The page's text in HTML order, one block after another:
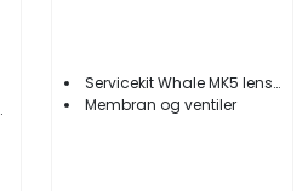
Servicekit Whale MK5 lensepumpe
Membran og ventiler